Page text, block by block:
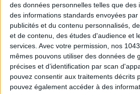
des données personnelles telles que des
des informations standards envoyées
publicités et du contenu personnalisés,
et de contenu, des études d'audience et
services. Avec votre permission, nos
mêmes pouvons utiliser des données de
précises et d’identification par scan
pouvez consentir aux traitements décrits
pouvez également accéder à des
TIPS AND PLANTS TO ADOPT TO